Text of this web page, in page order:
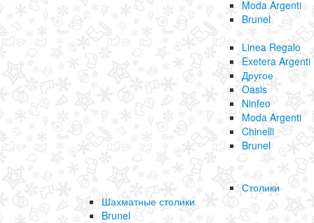
Moda Argenti
Brunel
Linea Regalo
Exetera Argenti
Другое
Oasis
Ninfeo
Moda Argenti
Chinelli
Brunel
Столики
Шахматные столики
Brunel